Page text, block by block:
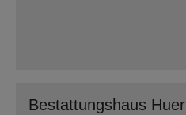
Bestattungshaus